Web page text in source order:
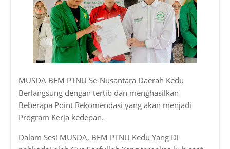
MUSDA BEM PTNU Se-Nusantara Daerah Kedu
Berlangsung dengan tertib dan menghasilkan
Beberapa Point Rekomendasi yang akan menjadi
Program Kerja kedepan.
Dalam Sesi MUSDA, BEM PTNU Kedu Yang Di